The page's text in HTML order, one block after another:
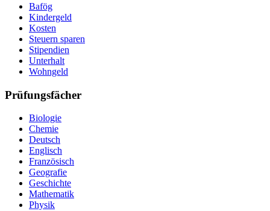
Bafög
Kindergeld
Kosten
Steuern sparen
Stipendien
Unterhalt
Wohngeld
Prüfungsfächer
Biologie
Chemie
Deutsch
Englisch
Französisch
Geografie
Geschichte
Mathematik
Physik